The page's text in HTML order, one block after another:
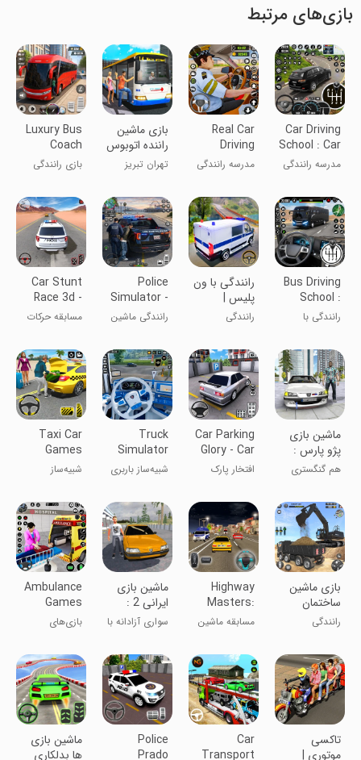
بازی‌های مرتبط
Car Driving
School : Car
Games
مدرسه رانندگی
Real Car
Driving
School
2023
مدرسه رانندگی
۲۰۲۳
بازی ماشین
راننده اتوبوس
تهران تبریز
Luxury Bus
Coach
Driving
Game
بازی رانندگی
Bus Driving
School :
Bus Games
رانندگی با
رانندگی با ون
پلیس |
ماشین بازی
رانندگی
Police
Simulator -
Police
Game
رانندگی ماشین
بعدی
Car Stunt
Race 3d -
Car Games
مسابقه حرکات
3 بعدی -
بازی‌های ماشین
ماشین بازی
پژو پارس :
گشت آزاد
هم گنگستری
!
Car Parking
Glory - Car
Games
افتخار پارک
بازی‌های ماشین
Truck
Simulator
3d: Cargo
شبیه‌ساز باربری
Taxi Car
Games
Simulator
شبیه‌ساز
بازی ماشین
ساختمان
سازی | ماشین
سنگین
رانندگی
Highway
Masters:
Traffic
مسابقه ماشین
ماشین ۳D
ماشین بازی
ایرانی 2 :
سرقت
سواری آزادانه با
Ambulance
Games
Driving 3D
بازی‌های
رانندگی ۳ بعدی
تاکسی
موتوری |
Car
Transport
Police
Prado
ماشین بازی
ها بدلکاری